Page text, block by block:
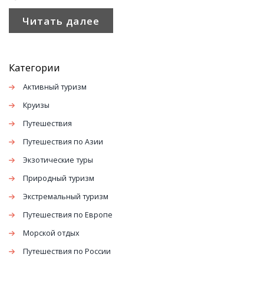
Читать далее
Категории
Активный туризм
Круизы
Путешествия
Путешествия по Азии
Экзотические туры
Природный туризм
Экстремальный туризм
Путешествия по Европе
Морской отдых
Путешествия по России